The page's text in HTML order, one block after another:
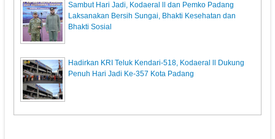
Sambut Hari Jadi, Kodaeral ll dan Pemko Padang
Laksanakan Bersih Sungai, Bhakti Kesehatan dan
Bhakti Sosial
Hadirkan KRI Teluk Kendari-518, Kodaeral ll Dukung
Penuh Hari Jadi Ke-357 Kota Padang